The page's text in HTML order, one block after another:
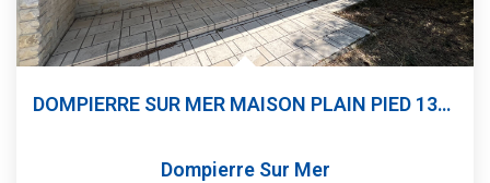
DOMPIERRE SUR MER MAISON PLAIN PIED 138 M² GARAGE PISCINE...
Dompierre Sur Mer